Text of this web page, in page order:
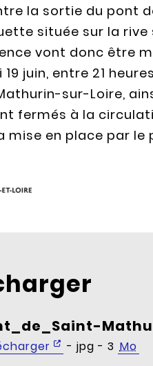
la sortie du pont
située sur la rive
vont donc être
19 juin, entre 21
sur-Loire,
fermés à la
mise en place par le
- jpg - 3 Mo